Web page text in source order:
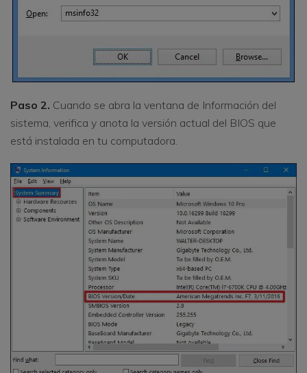
Paso 2. Cuando se abra la ventana de Información del
sistema, verifica y anota la versión actual del BIOS que
está instalada en tu computadora.